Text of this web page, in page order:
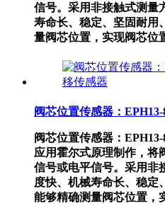
信号。采用非接触式测量
寿命长、稳定、坚固耐用
量阀芯位置，实现阀芯位
阀芯位置传感器：
阀芯位置传感器：
应用霍尔式原理制作，将
信号或电平信号。采用非
度快、机械寿命长、稳定
能够精确测量阀芯位置，